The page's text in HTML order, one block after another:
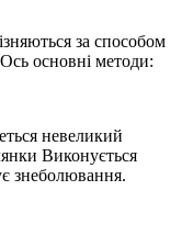
за способом
основні методи:
невеликий
Виконується
знеболювання.